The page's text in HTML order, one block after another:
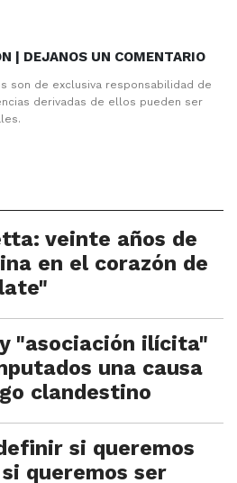
| DEJANOS UN COMENTARIO
son de exclusiva responsabilidad de
derivadas de ellos pueden ser
veinte años de
en el corazón de
"asociación ilícita"
una causa
clandestino
si queremos
queremos ser